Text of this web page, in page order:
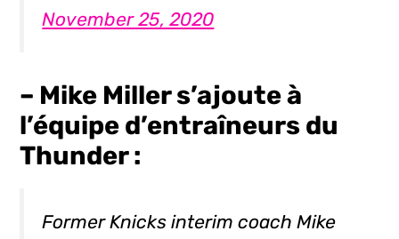
November 25, 2020
– Mike Miller s’ajoute à
l’équipe d’entraîneurs du
Thunder :
Former Knicks interim coach Mike